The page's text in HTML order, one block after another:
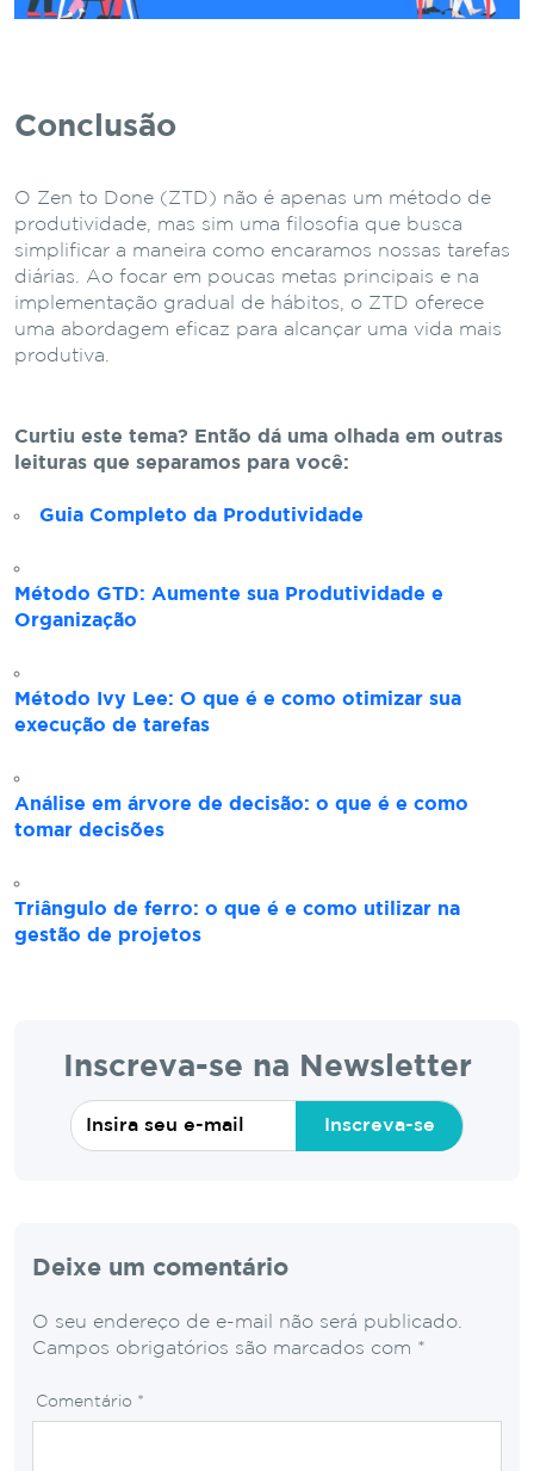
Conclusão
O Zen to Done (ZTD) não é apenas um método de
produtividade, mas sim uma filosofia que busca
simplificar a maneira como encaramos nossas tarefas
diárias. Ao focar em poucas metas principais e na
implementação gradual de hábitos, o ZTD oferece
uma abordagem eficaz para alcançar uma vida mais
produtiva.
Curtiu este tema? Então dá uma olhada em outras
leituras que separamos para você:
Guia Completo da Produtividade
Método GTD: Aumente sua Produtividade e
Organização
Método Ivy Lee: O que é e como otimizar sua
execução de tarefas
Análise em árvore de decisão: o que é e como
tomar decisões
Triângulo de ferro: o que é e como utilizar na
gestão de projetos
Inscreva-se na Newsletter
Inscreva-se
Deixe um comentário
O seu endereço de e-mail não será publicado.
Campos obrigatórios são marcados com *
Comentário *